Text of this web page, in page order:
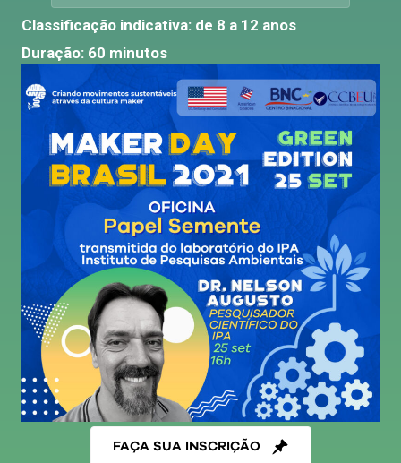
Classificação indicativa: de 8 a 12 anos
Duração: 60 minutos
FAÇA SUA INSCRIÇÃO